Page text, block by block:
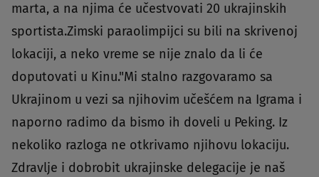
marta, a na njima će učestvovati 20 ukrajinskih
sportista.Zimski paraolimpijci su bili na skrivenoj
lokaciji, a neko vreme se nije znalo da li će
doputovati u Kinu."Mi stalno razgovaramo sa
Ukrajinom u vezi sa njihovim učešćem na Igrama i
naporno radimo da bismo ih doveli u Peking. Iz
nekoliko razloga ne otkrivamo njihovu lokaciju.
Zdravlje i dobrobit ukrajinske delegacije je naš